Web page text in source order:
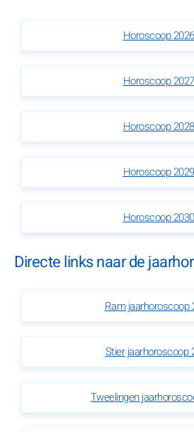
Horoscoop 2026
Horoscoop 2027
Horoscoop 2028
Horoscoop 2029
Horoscoop 2030
Directe links naar de
Ram jaarhoroscoop
Stier jaarhoroscoop
Tweelingen